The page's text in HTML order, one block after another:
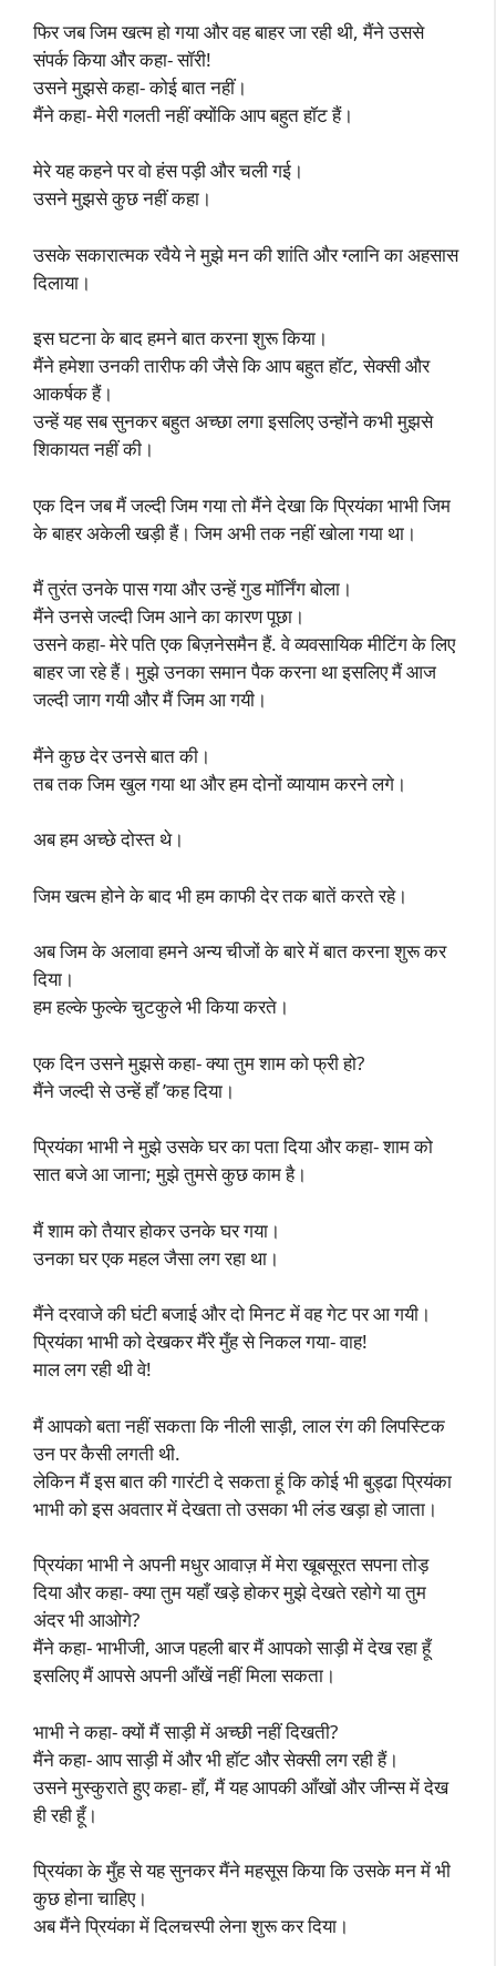
फिर जब जिम खत्म हो गया और वह बाहर जा रही थी, मैंने उससे
संपर्क किया और कहा- सॉरी!
उसने मुझसे कहा- कोई बात नहीं।
मैंने कहा- मेरी गलती नहीं क्योंकि आप बहुत हॉट हैं।
मेरे यह कहने पर वो हंस पड़ी और चली गई।
उसने मुझसे कुछ नहीं कहा।
उसके सकारात्मक रवैये ने मुझे मन की शांति और ग्लानि का अहसास
दिलाया।
इस घटना के बाद हमने बात करना शुरू किया।
मैंने हमेशा उनकी तारीफ की जैसे कि आप बहुत हॉट, सेक्सी और
आकर्षक हैं।
उन्हें यह सब सुनकर बहुत अच्छा लगा इसलिए उन्होंने कभी मुझसे
शिकायत नहीं की।
एक दिन जब मैं जल्दी जिम गया तो मैंने देखा कि प्रियंका भाभी जिम
के बाहर अकेली खड़ी हैं। जिम अभी तक नहीं खोला गया था।
मैं तुरंत उनके पास गया और उन्हें गुड मॉर्निंग बोला।
मैंने उनसे जल्दी जिम आने का कारण पूछा।
उसने कहा- मेरे पति एक बिज़नेसमैन हैं. वे व्यवसायिक मीटिंग के लिए
बाहर जा रहे हैं। मुझे उनका समान पैक करना था इसलिए मैं आज
जल्दी जाग गयी और मैं जिम आ गयी।
मैंने कुछ देर उनसे बात की।
तब तक जिम खुल गया था और हम दोनों व्यायाम करने लगे।
अब हम अच्छे दोस्त थे।
जिम खत्म होने के बाद भी हम काफी देर तक बातें करते रहे।
अब जिम के अलावा हमने अन्य चीजों के बारे में बात करना शुरू कर
दिया।
हम हल्के फुल्के चुटकुले भी किया करते।
एक दिन उसने मुझसे कहा- क्या तुम शाम को फ्री हो?
मैंने जल्दी से उन्हें हाँ ’कह दिया।
प्रियंका भाभी ने मुझे उसके घर का पता दिया और कहा- शाम को
सात बजे आ जाना; मुझे तुमसे कुछ काम है।
मैं शाम को तैयार होकर उनके घर गया।
उनका घर एक महल जैसा लग रहा था।
मैंने दरवाजे की घंटी बजाई और दो मिनट में वह गेट पर आ गयी।
प्रियंका भाभी को देखकर मैंरे मुँह से निकल गया- वाह!
माल लग रही थी वे!
मैं आपको बता नहीं सकता कि नीली साड़ी, लाल रंग की लिपस्टिक
उन पर कैसी लगती थी.
लेकिन मैं इस बात की गारंटी दे सकता हूं कि कोई भी बुड्ढा प्रियंका
भाभी को इस अवतार में देखता तो उसका भी लंड खड़ा हो जाता।
प्रियंका भाभी ने अपनी मधुर आवाज़ में मेरा खूबसूरत सपना तोड़
दिया और कहा- क्या तुम यहाँ खड़े होकर मुझे देखते रहोगे या तुम
अंदर भी आओगे?
मैंने कहा- भाभीजी, आज पहली बार मैं आपको साड़ी में देख रहा हूँ
इसलिए मैं आपसे अपनी आँखें नहीं मिला सकता।
भाभी ने कहा- क्यों मैं साड़ी में अच्छी नहीं दिखती?
मैंने कहा- आप साड़ी में और भी हॉट और सेक्सी लग रही हैं।
उसने मुस्कुराते हुए कहा- हाँ, मैं यह आपकी आँखों और जीन्स में देख
ही रही हूँ।
प्रियंका के मुँह से यह सुनकर मैंने महसूस किया कि उसके मन में भी
कुछ होना चाहिए।
अब मैंने प्रियंका में दिलचस्पी लेना शुरू कर दिया।